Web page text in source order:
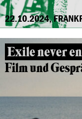
22.10.2024,
Exile never
Film und